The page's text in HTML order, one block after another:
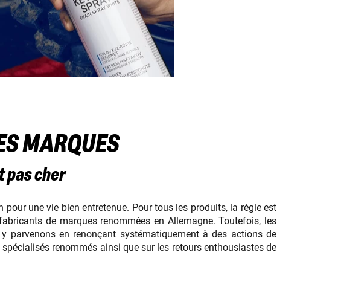
MARQUES
pas cher
une vie bien entretenue. Pour tous les produits, la règle est
de marques renommées en Allemagne. Toutefois, les
parvenons en renonçant systématiquement à des actions de
renommés ainsi que sur les retours enthousiastes de